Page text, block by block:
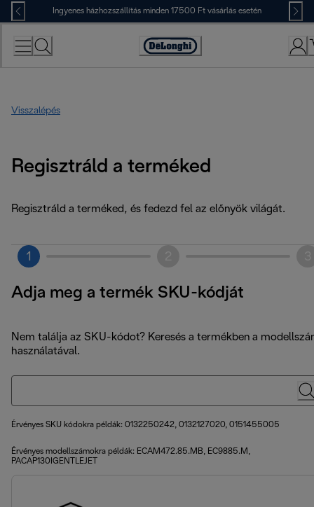
Skip
to
Content
Ingyenes házhozszállítás minden 17500 Ft vásárlás esetén
Accessibility
Visszalépés
Regisztráld a terméked
Regisztráld a terméked, és fedezd fel az előnyök világát.
1
Adja meg a termék SKU-kódját
Nem találja az SKU-kódot? Keresés a termékben a
használatával.
Érvényes SKU kódokra példák: 0132250242, 0132127020, 0151455005
Érvényes modellszámokra példák: ECAM472.85.MB, EC9885.M,
PACAP130IGENTLEJET